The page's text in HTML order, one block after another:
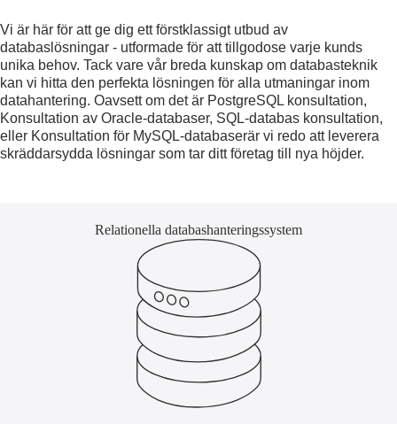
Vi är här för att ge dig ett förstklassigt utbud av
databaslösningar - utformade för att tillgodose varje kunds
unika behov. Tack vare vår breda kunskap om databasteknik
kan vi hitta den perfekta lösningen för alla utmaningar inom
datahantering. Oavsett om det är PostgreSQL konsultation,
Konsultation av Oracle-databaser, SQL-databas konsultation,
eller Konsultation för MySQL-databaserär vi redo att leverera
skräddarsydda lösningar som tar ditt företag till nya höjder.
Relationella databashanteringssystem